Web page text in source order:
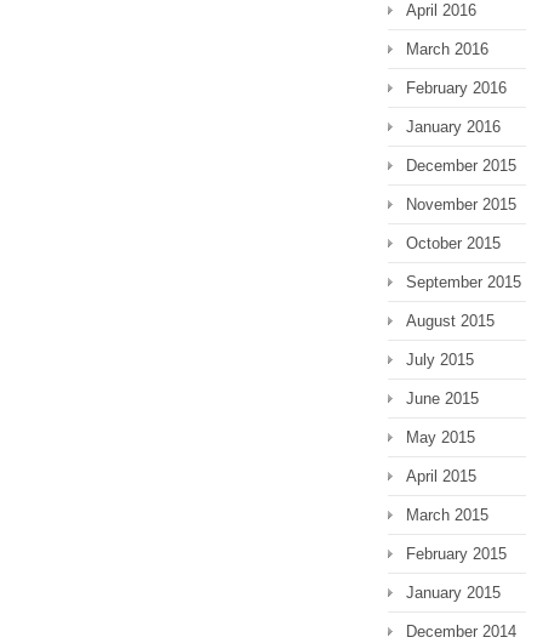
April 2016
March 2016
February 2016
January 2016
December 2015
November 2015
October 2015
September 2015
August 2015
July 2015
June 2015
May 2015
April 2015
March 2015
February 2015
January 2015
December 2014